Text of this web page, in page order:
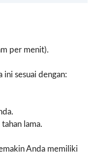
per menit).
ini sesuai dengan:
lama.
Anda memiliki